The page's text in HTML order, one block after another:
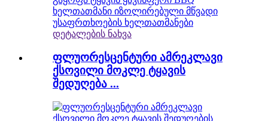
დეტალების ნახვა
ფლუორესცენტური ამრეკლავი
ქსოვილი მოკლე ტყავის
შედუღება ...